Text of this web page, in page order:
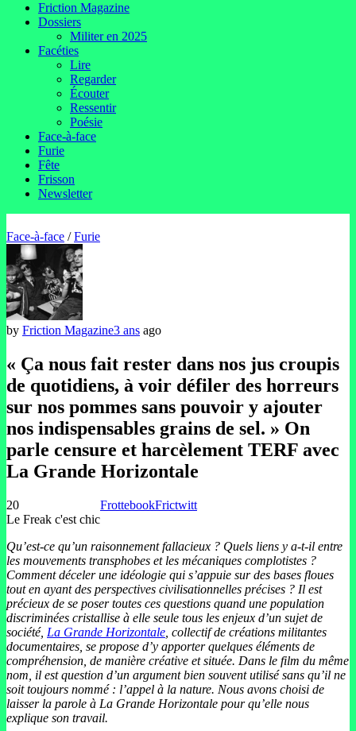
Friction Magazine
Dossiers
Militer en 2025
Facéties
Lire
Regarder
Écouter
Ressentir
Poésie
Face-à-face
Furie
Fête
Frisson
Newsletter
Face-à-face /Furie
by Friction Magazine3 ans ago
« Ça nous fait rester dans nos jus croupis
de quotidiens, à voir défiler des horreurs
sur nos pommes sans pouvoir y ajouter
nos indispensables grains de sel. » On
parle censure et harcèlement TERF avec
La Grande Horizontale
20
Le Freak c'est chic
FrottebookFrictwitt
Qu’est-ce qu’un raisonnement fallacieux ? Quels liens y a-t-il entre
les mouvements transphobes et les mécaniques complotistes ?
Comment déceler une idéologie qui s’appuie sur des bases floues
tout en ayant des perspectives civilisationnelles précises ? Il est
précieux de se poser toutes ces questions quand une population
discriminées cristallise à elle seule tous les enjeux d’un sujet de
société, La Grande Horizontale , collectif de créations militantes
documentaires, se propose d’y apporter quelques éléments de
compréhension, de manière créative et située. Dans le film du même
nom, il est question d’un argument bien souvent utilisé sans qu’il ne
soit toujours nommé : l’appel à la nature. Nous avons choisi de
laisser la parole à La Grande Horizontale pour qu’elle nous
explique son travail.